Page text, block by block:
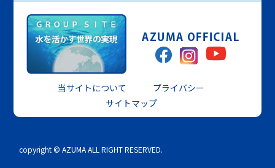
当サイトについて
プライバシー
サイトマップ
copyright © AZUMA ALL RIGHT RESERVED.